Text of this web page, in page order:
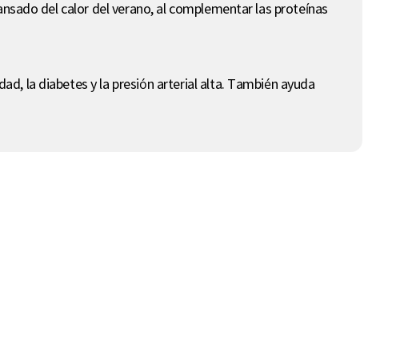
del calor del verano, al complementar las proteínas
la diabetes y la presión arterial alta. También ayuda